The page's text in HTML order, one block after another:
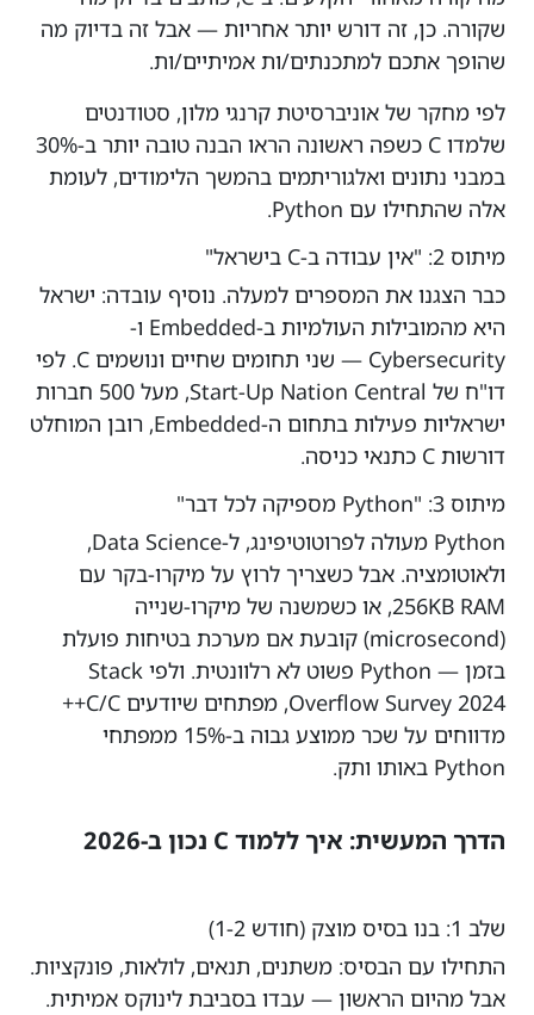
שקורה. כן, זה דורש יותר אחריות — אבל זה בדיוק מה
שהופך אתכם למתכנתים/ות אמיתיים/ות.
לפי מחקר של אוניברסיטת קרנגי מלון, סטודנטים
שלמדו C כשפה ראשונה הראו הבנה טובה יותר ב-30%
במבני נתונים ואלגוריתמים בהמשך הלימודים, לעומת
אלה שהתחילו עם Python.
מיתוס 2: "אין עבודה ב-C בישראל"
כבר הצגנו את המספרים למעלה. נוסיף עובדה: ישראל
היא מהמובילות העולמיות ב-Embedded ו-
Cybersecurity — שני תחומים שחיים ונושמים C. לפי
דו"ח של Start-Up Nation Central, מעל 500 חברות
ישראליות פעילות בתחום ה-Embedded, רובן המוחלט
דורשות C כתנאי כניסה.
מיתוס 3: "Python מספיקה לכל דבר"
Python מעולה לפרוטוטיפינג, ל-Data Science,
ולאוטומציה. אבל כשצריך לרוץ על מיקרו-בקר עם
256KB RAM, או כשמשנה של מיקרו-שנייה
(microsecond) קובעת אם מערכת בטיחות פועלת
בזמן — Python פשוט לא רלוונטית. ולפי Stack
Overflow Survey 2024, מפתחים שיודעים C/C++
מדווחים על שכר ממוצע גבוה ב-15% ממפתחי
Python באותו ותק.
הדרך המעשית: איך ללמוד C נכון ב-2026
שלב 1: בנו בסיס מוצק (חודש 1-2)
התחילו עם הבסיס: משתנים, תנאים, לולאות, פונקציות.
אבל מהיום הראשון — עבדו בסביבת לינוקס אמיתית.